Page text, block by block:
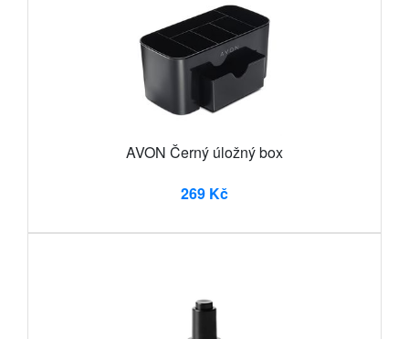
AVON Černý úložný box
269 Kč